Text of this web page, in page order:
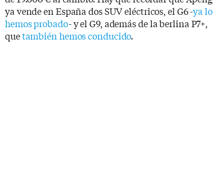
ya vende en España dos SUV eléctricos, el G6 -ya lo
hemos probado- y el G9, además de la berlina P7+,
quetambién hemos conducido.